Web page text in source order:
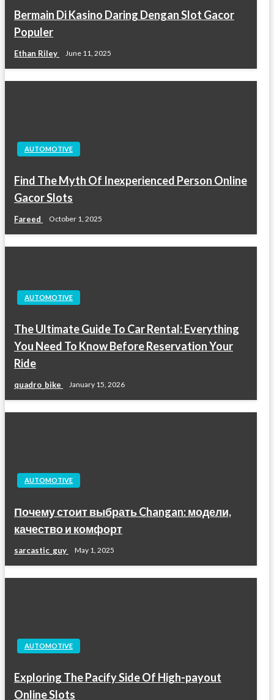
Bermain Di Kasino Daring Dengan Slot Gacor
Populer
Ethan Riley June 11, 2025
AUTOMOTIVE
Find The Myth Of Inexperienced Person Online
Gacor Slots
Fareed October 1, 2025
AUTOMOTIVE
The Ultimate Guide To Car Rental: Everything
You Need To Know Before Reservation Your
Ride
quadro_bike January 15, 2026
AUTOMOTIVE
Почему стоит выбрать Changan: модели,
качество и комфорт
sarcastic_guy May 1, 2025
AUTOMOTIVE
Exploring The Pacify Side Of High-payout
Online Slots